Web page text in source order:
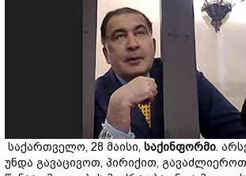
საქართველო, 28 მაისი, საქინფორმი.
უნდა გავაცივოთ, პირიქით,